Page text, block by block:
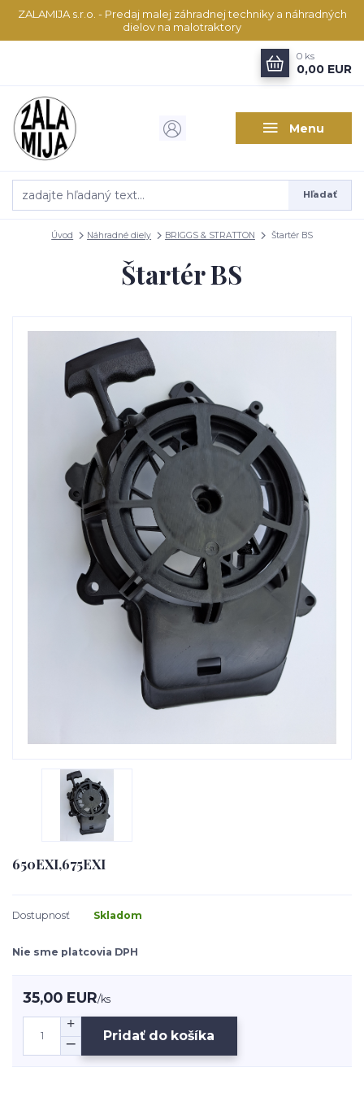
ZALAMIJA s.r.o. - Predaj malej záhradnej techniky a náhradných
dielov na malotraktory
Menu
Hľadať
0 ks
0,00 EUR
Úvod Náhradné diely BRIGGS & STRATTON Štartér BS
Štartér BS
650EXI,675EXI
Dostupnosť Skladom
Nie sme platcovia DPH
35,00 EUR/ks
Pridať do košíka